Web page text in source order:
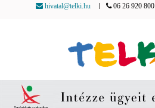
hivatal@telki.hu 06 26 920 800